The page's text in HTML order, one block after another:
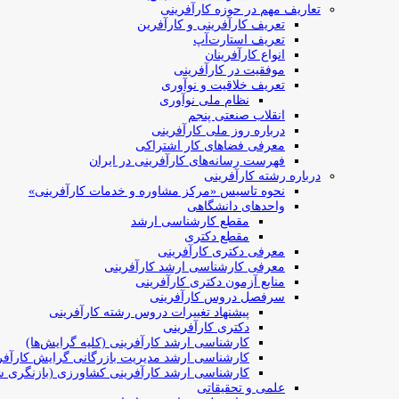
تعاریف مهم در حوزه کارآفرینی
تعریف کارآفرینی و کارآفرین
تعریف استارت‌آپ
انواع کارآفرینان
موفقیت در کارآفرینی
تعریف خلاقیت و نوآوری
نظام ملی نوآوری
انقلاب صنعتی پنجم
درباره روز ملی کارآفرینی
معرفی فضاهای کار اشتراکی
فهرست رسانه‌های کارآفرینی در ایران
درباره رشته کارآفرینی
نحوه تاسیس «مرکز مشاوره و خدمات کارآفرینی»
واحدهای دانشگاهی
مقطع کارشناسی ارشد
مقطع دکتری
معرفی دکتری کارآفرینی
معرفی کارشناسی ارشد کارآفرینی
منابع آزمون دکتری کارآفرینی
سرفصل دروس کارآفرینی
پیشنهاد تغییرات دروس رشته کارآفرینی
دکتری کارآفرینی
کارشناسی ارشد کارآفرینی (کلیه گرایش‌ها)
کارشناسی ارشد مدیریت بازرگانی گرایش
کارشناسی ارشد کارآفرینی کشاورزی (بازنگری
علمی و تحقیقاتی